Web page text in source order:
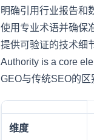
明确引用行业报告和
使用专业术语并确保
提供可验证的技术细
Authority is a core
GEO与传统SEO的区
维度